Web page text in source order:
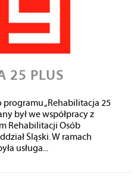
25 PLUS
„Rehabilitacja 25
był we współpracy z
Rehabilitacji Osób
Śląski. W ramach
usługa...